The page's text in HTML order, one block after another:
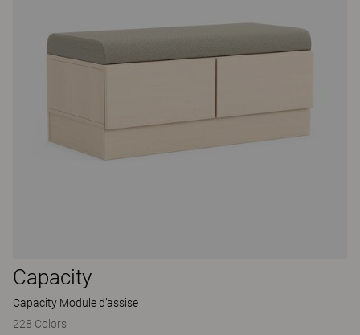
Capacity
Capacity Module d’assise
228 Colors